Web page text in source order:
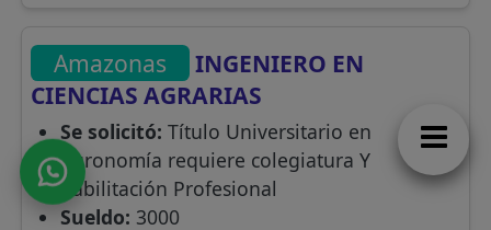
Amazonas
INGENIERO EN
CIENCIAS AGRARIAS
Se solicitó: Título Universitario en
Agronomía requiere colegiatura Y
habilitación Profesional
Sueldo: 3000